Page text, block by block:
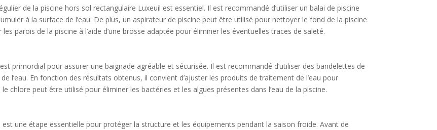
de la piscine hors sol rectangulaire Luxeuil est essentiel. Il est recommandé d’utiliser un balai de piscine
à la surface de l’eau. De plus, un aspirateur de piscine peut être utilisé pour nettoyer le fond de la piscine
parois de la piscine à l’aide d’une brosse adaptée pour éliminer les éventuelles traces de saleté.
primordial pour assurer une baignade agréable et sécurisée. Il est recommandé d’utiliser des bandelettes de
l’eau. En fonction des résultats obtenus, il convient d’ajuster les produits de traitement de l’eau pour
chlore peut être utilisé pour éliminer les bactéries et les algues présentes dans l’eau de la piscine.
est une étape essentielle pour protéger la structure et les équipements pendant la saison froide. Avant de